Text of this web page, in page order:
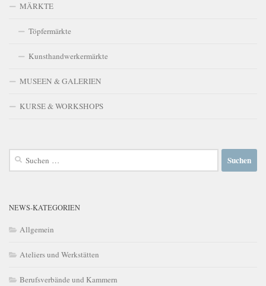
MÄRKTE
Töpfermärkte
Kunsthandwerkermärkte
MUSEEN & GALERIEN
KURSE & WORKSHOPS
Suchen
NEWS-KATEGORIEN
Allgemein
Ateliers und Werkstätten
Berufsverbände und Kammern